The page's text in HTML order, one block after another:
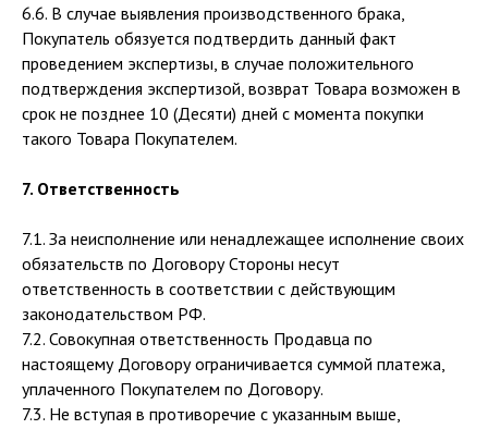
6.6. В случае выявления производственного брака,
Покупатель обязуется подтвердить данный факт
проведением экспертизы, в случае положительного
подтверждения экспертизой, возврат Товара возможен в
срок не позднее 10 (Десяти) дней с момента покупки
такого Товара Покупателем.
7. Ответственность
7.1. За неисполнение или ненадлежащее исполнение своих
обязательств по Договору Стороны несут
ответственность в соответствии с действующим
законодательством РФ.
7.2. Совокупная ответственность Продавца по
настоящему Договору ограничивается суммой платежа,
уплаченного Покупателем по Договору.
7.3. Не вступая в противоречие с указанным выше,